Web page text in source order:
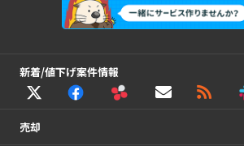
新着/値下げ案件情報
売却